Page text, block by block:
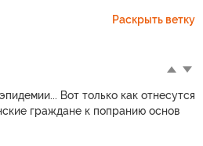
Раскрыть ветку
Вот только как отнесутся
граждане к попранию основ